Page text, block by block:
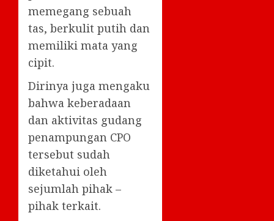
memegang sebuah
tas, berkulit putih dan
memiliki mata yang
cipit.
Dirinya juga mengaku
bahwa keberadaan
dan aktivitas gudang
penampungan CPO
tersebut sudah
diketahui oleh
sejumlah pihak –
pihak terkait.